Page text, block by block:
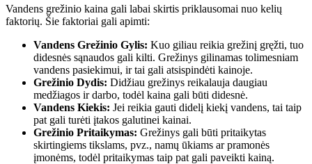
Vandens grežinio kaina gali labai skirtis priklausomai nuo kelių
faktorių. Šie faktoriai gali apimti:
Vandens Grežinio Gylis: Kuo giliau reikia grežinį gręžti, tuo
didesnės sąnaudos gali kilti. Grežinys gilinamas tolimesniam
vandens pasiekimui, ir tai gali atsispindėti kainoje.
Grežinio Dydis: Didžiau grežinys reikalauja daugiau
medžiagos ir darbo, todėl kaina gali būti didesnė.
Vandens Kiekis: Jei reikia gauti didelį kiekį vandens, tai taip
pat gali turėti įtakos galutinei kainai.
Grežinio Pritaikymas: Grežinys gali būti pritaikytas
skirtingiems tikslams, pvz., namų ūkiams ar pramonės
įmonėms, todėl pritaikymas taip pat gali paveikti kainą.